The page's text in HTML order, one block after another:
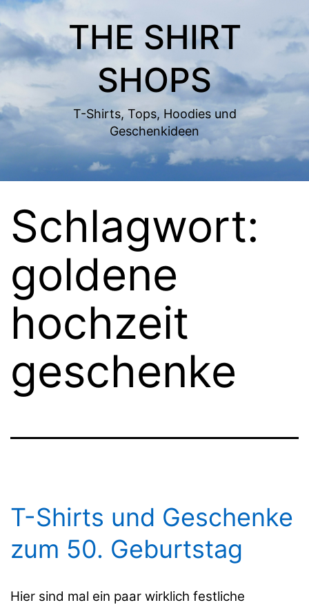
Zum
Inhalt
springen
THE SHIRT
SHOPS
T-Shirts, Tops, Hoodies und
Geschenkideen
Schlagwort:
goldene
hochzeit
geschenke
T-Shirts und Geschenke
zum 50. Geburtstag
Hier sind mal ein paar wirklich festliche